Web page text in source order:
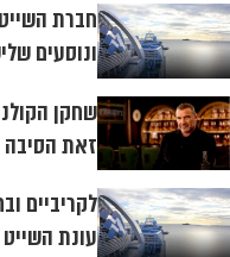
ונוסעים
שחקן
זאת הסיבה
עונת